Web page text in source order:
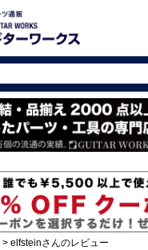
elfsteinさんのレビュー